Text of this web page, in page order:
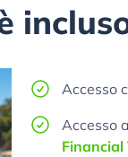
Accesso
Accesso
Financial